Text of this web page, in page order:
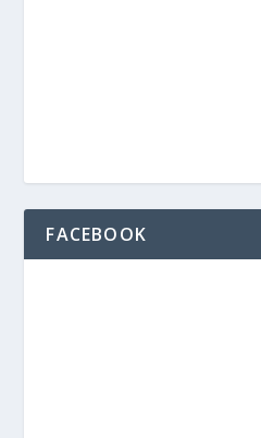
FACEBOOK